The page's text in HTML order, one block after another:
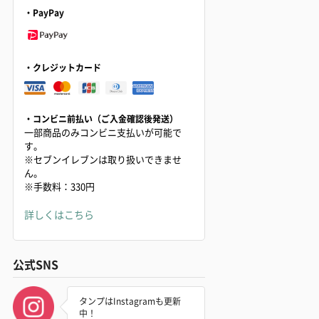
・PayPay
・クレジットカード
・コンビニ前払い（ご入金確認後発送）
一部商品のみコンビニ支払いが可能で
す。
※セブンイレブンは取り扱いできませ
ん。
※手数料：330円
詳しくはこちら
公式SNS
タンプはInstagramも更新
中！